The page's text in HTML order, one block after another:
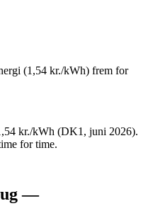
(1,54 kr./kWh) frem for
kr./kWh (DK1, juni 2026).
for time.
—